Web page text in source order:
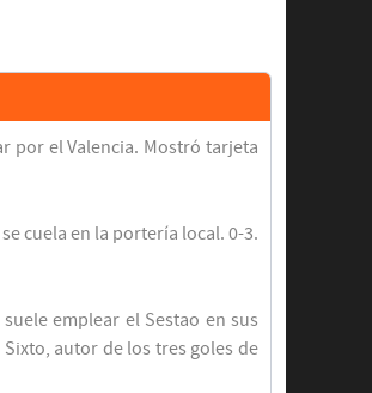
por el Valencia. Mostró tarjeta
cuela en la portería local. 0-3.
emplear el Sestao en sus
autor de los tres goles de